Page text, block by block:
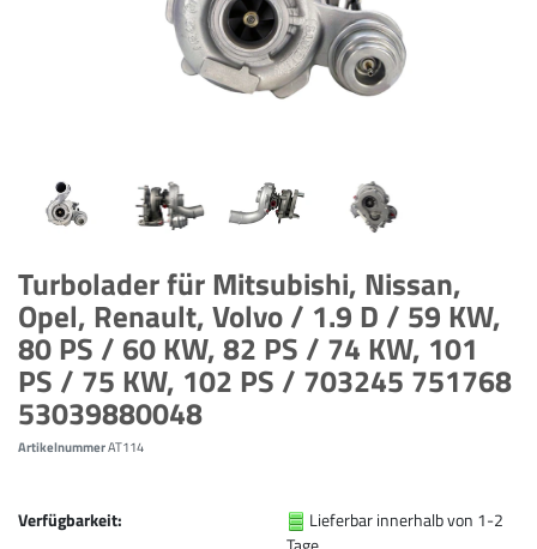
Turbolader für Mitsubishi, Nissan,
Opel, Renault, Volvo / 1.9 D / 59 KW,
80 PS / 60 KW, 82 PS / 74 KW, 101
PS / 75 KW, 102 PS / 703245 751768
53039880048
ArtikelnummerAT114
Verfügbarkeit:
Lieferbar innerhalb von 1-2